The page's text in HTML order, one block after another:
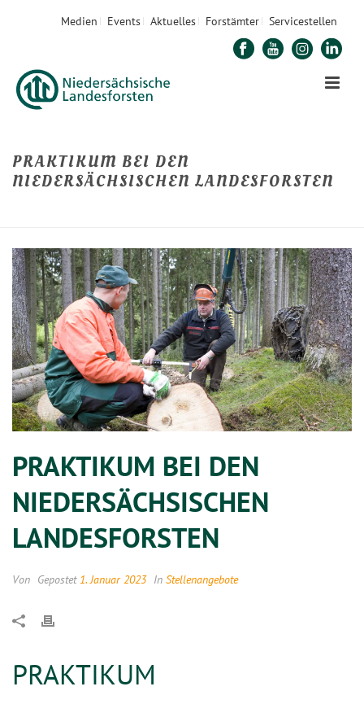
Medien Events Aktuelles Forstämter Servicestellen
PRAKTIKUM BEI DEN
NIEDERSÄCHSISCHEN LANDESFORSTEN
PRAKTIKUM BEI DEN
NIEDERSÄCHSISCHEN
LANDESFORSTEN
Von Gepostet 1. Januar 2023 In Stellenangebote
PRAKTIKUM